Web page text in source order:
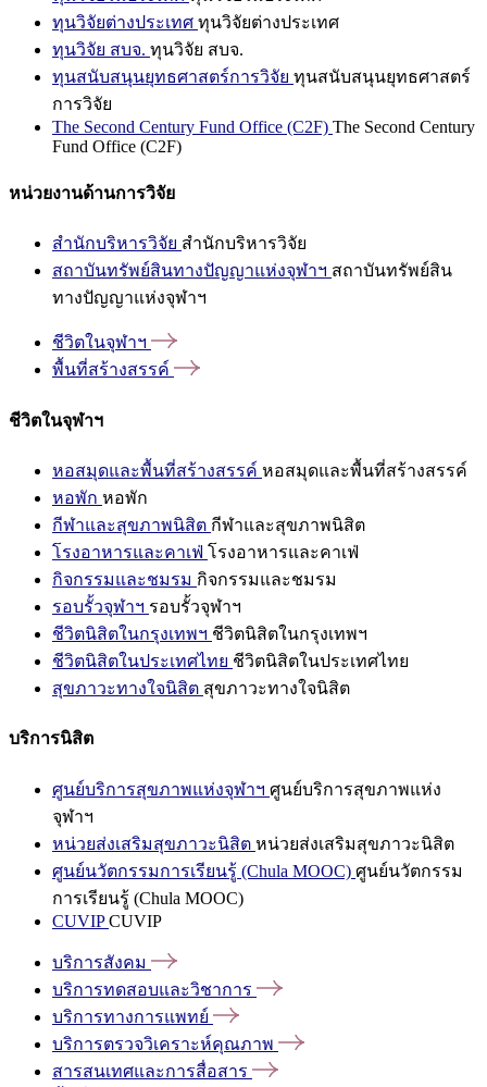
ทุนวิจัยต่างประเทศ ทุนวิจัยต่างประเทศ
ทุนวิจัย สบจ. ทุนวิจัย สบจ.
ทุนสนับสนุนยุทธศาสตร์การวิจัย ทุนสนับสนุนยุทธศาสตร์
การวิจัย
The Second Century Fund Office (C2F) The Second Century
Fund Office (C2F)
หน่วยงานด้านการวิจัย
สำนักบริหารวิจัย สำนักบริหารวิจัย
สถาบันทรัพย์สินทางปัญญาแห่งจุฬาฯ สถาบันทรัพย์สิน
ทางปัญญาแห่งจุฬาฯ
ชีวิตในจุฬาฯ
พื้นที่สร้างสรรค์
ชีวิตในจุฬาฯ
หอสมุดและพื้นที่สร้างสรรค์ หอสมุดและพื้นที่สร้างสรรค์
หอพัก หอพัก
กีฬาและสุขภาพนิสิต กีฬาและสุขภาพนิสิต
โรงอาหารและคาเฟ่ โรงอาหารและคาเฟ่
กิจกรรมและชมรม กิจกรรมและชมรม
รอบรั้วจุฬาฯ รอบรั้วจุฬาฯ
ชีวิตนิสิตในกรุงเทพฯ ชีวิตนิสิตในกรุงเทพฯ
ชีวิตนิสิตในประเทศไทย ชีวิตนิสิตในประเทศไทย
สุขภาวะทางใจนิสิต สุขภาวะทางใจนิสิต
บริการนิสิต
ศูนย์บริการสุขภาพแห่งจุฬาฯ ศูนย์บริการสุขภาพแห่ง
จุฬาฯ
หน่วยส่งเสริมสุขภาวะนิสิต หน่วยส่งเสริมสุขภาวะนิสิต
ศูนย์นวัตกรรมการเรียนรู้ (Chula MOOC) ศูนย์นวัตกรรม
การเรียนรู้ (Chula MOOC)
CUVIPCUVIP
บริการสังคม
บริการทดสอบและวิชาการ
บริการทางการแพทย์
บริการตรวจวิเคราะห์คุณภาพ
สารสนเทศและการสื่อสาร